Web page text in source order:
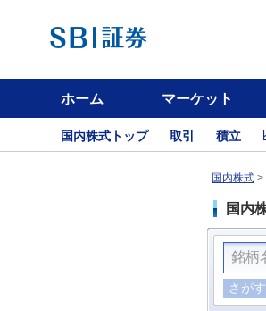
ホーム マーケット
国内株式トップ 取引 積立
国内株式 >
国内
さがす